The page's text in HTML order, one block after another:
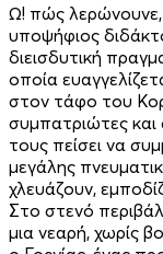
Ω! πώς
υποψήφιος
διεισδυτική
οποία
στον τάφο του
συμπατριώτες
τους πείσει να
μεγάλης
χλευάζουν,
Στο στενό
μια νεαρή, χωρίς